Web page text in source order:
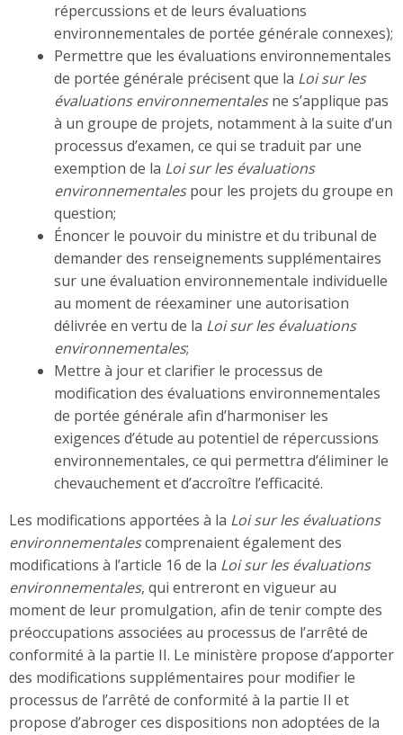
répercussions et de leurs évaluations
environnementales de portée générale connexes);
Permettre que les évaluations environnementales
de portée générale précisent que la Loi sur les
évaluations environnementalesne s’applique pas
à un groupe de projets, notamment à la suite d’un
processus d’examen, ce qui se traduit par une
exemption de la Loi sur les évaluations
environnementalespour les projets du groupe en
question;
Énoncer le pouvoir du ministre et du tribunal de
demander des renseignements supplémentaires
sur une évaluation environnementale individuelle
au moment de réexaminer une autorisation
délivrée en vertu de la Loi sur les évaluations
environnementales;
Mettre à jour et clarifier le processus de
modification des évaluations environnementales
de portée générale afin d’harmoniser les
exigences d’étude au potentiel de répercussions
environnementales, ce qui permettra d’éliminer le
chevauchement et d’accroître l’efficacité.
Les modifications apportées à la Loi sur les évaluations
environnementalescomprenaient également des
modifications à l’article 16 de la Loi sur les évaluations
environnementales, qui entreront en vigueur au
moment de leur promulgation, afin de tenir compte des
préoccupations associées au processus de l’arrêté de
conformité à la partie II. Le ministère propose d’apporter
des modifications supplémentaires pour modifier le
processus de l’arrêté de conformité à la partie II et
propose d’abroger ces dispositions non adoptées de la